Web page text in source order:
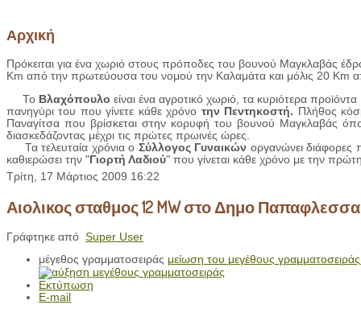
Αρχική
Πρόκειται για ένα χωριό στους πρόποδες του βουνού Μαγκλαβάς
Km από την πρωτεύουσα του νομού την Καλαμάτα και μόλις 20 Km
Το Βλαχόπουλο είναι ένα αγροτικό χωριό, τα κυριότερα
πανηγύρι του που γίνετε κάθε χρόνο την Πεντηκοστή. Πλήθος
Παναγίτσα που βρίσκεται στην κορυφή του βουνού Μαγκλαβάς
διασκεδάζοντας μέχρι τις πρώτες πρωινές ώρες.
Τα τελευταία χρόνια ο Σύλλογος Γυναικών οργανώνει διάφορες
καθιερώσει την " Γιορτή Λαδιού" που γίνεται κάθε χρόνο με την
Τρίτη, 17 Μάρτιος 2009 16:22
Αιολικος σταθμος 12 MW στο Δημο Παπαφλεσσα
Γράφτηκε από Super User
μέγεθος γραμματοσειράς μείωση του μεγέθους γραμματοσειράς
Εκτύπωση
E-mail